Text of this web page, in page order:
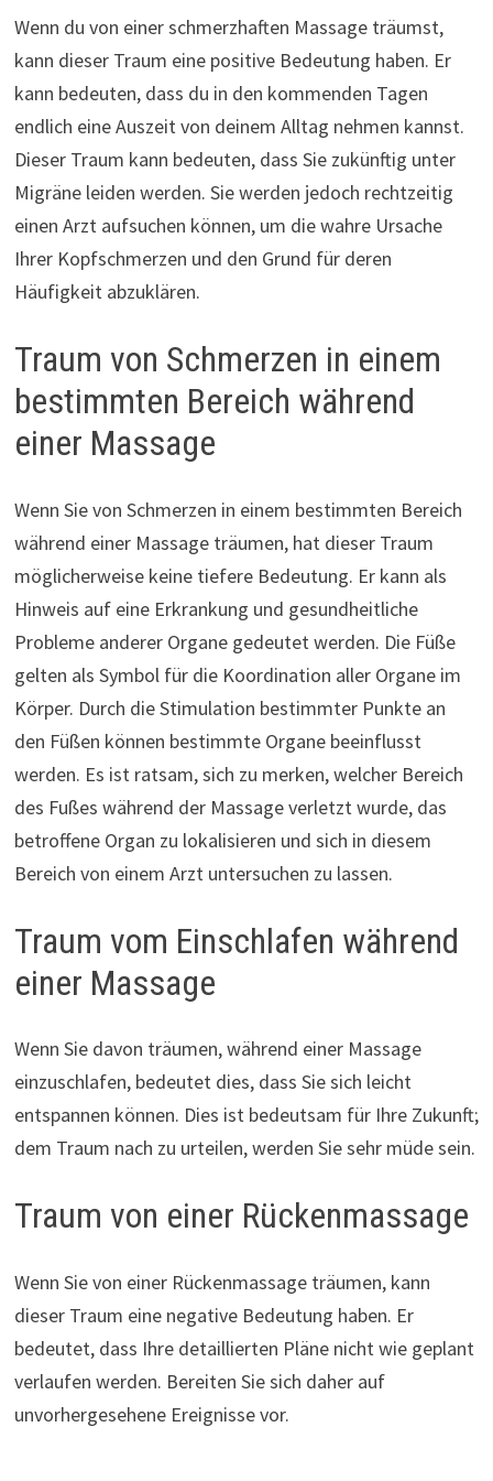
Wenn du von einer schmerzhaften Massage träumst,
kann dieser Traum eine positive Bedeutung haben. Er
kann bedeuten, dass du in den kommenden Tagen
endlich eine Auszeit von deinem Alltag nehmen kannst.
Dieser Traum kann bedeuten, dass Sie zukünftig unter
Migräne leiden werden. Sie werden jedoch rechtzeitig
einen Arzt aufsuchen können, um die wahre Ursache
Ihrer Kopfschmerzen und den Grund für deren
Häufigkeit abzuklären.
Traum von Schmerzen in einem
bestimmten Bereich während
einer Massage
Wenn Sie von Schmerzen in einem bestimmten Bereich
während einer Massage träumen, hat dieser Traum
möglicherweise keine tiefere Bedeutung. Er kann als
Hinweis auf eine Erkrankung und gesundheitliche
Probleme anderer Organe gedeutet werden. Die Füße
gelten als Symbol für die Koordination aller Organe im
Körper. Durch die Stimulation bestimmter Punkte an
den Füßen können bestimmte Organe beeinflusst
werden. Es ist ratsam, sich zu merken, welcher Bereich
des Fußes während der Massage verletzt wurde, das
betroffene Organ zu lokalisieren und sich in diesem
Bereich von einem Arzt untersuchen zu lassen.
Traum vom Einschlafen während
einer Massage
Wenn Sie davon träumen, während einer Massage
einzuschlafen, bedeutet dies, dass Sie sich leicht
entspannen können. Dies ist bedeutsam für Ihre Zukunft;
dem Traum nach zu urteilen, werden Sie sehr müde sein.
Traum von einer Rückenmassage
Wenn Sie von einer Rückenmassage träumen, kann
dieser Traum eine negative Bedeutung haben. Er
bedeutet, dass Ihre detaillierten Pläne nicht wie geplant
verlaufen werden. Bereiten Sie sich daher auf
unvorhergesehene Ereignisse vor.